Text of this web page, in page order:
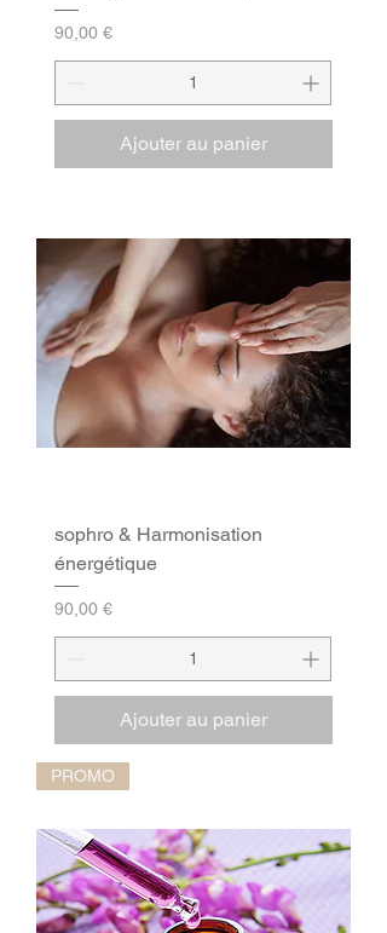
Prix
90,00 €
Ajouter au panier
sophro & Harmonisation
énergétique
Prix
90,00 €
Ajouter au panier
PROMO